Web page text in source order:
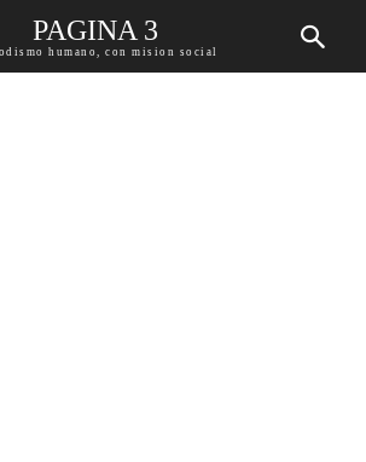
PAGINA 3
humano, con mision social